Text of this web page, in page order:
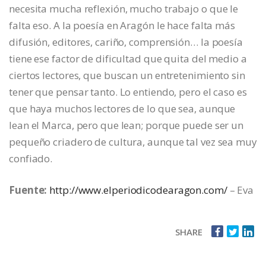
necesita mucha reflexión, mucho trabajo o que le
falta eso. A la poesía en Aragón le hace falta más
difusión, editores, cariño, comprensión… la poesía
tiene ese factor de dificultad que quita del medio a
ciertos lectores, que buscan un entretenimiento sin
tener que pensar tanto. Lo entiendo, pero el caso es
que haya muchos lectores de lo que sea, aunque
lean el Marca, pero que lean; porque puede ser un
pequeño criadero de cultura, aunque tal vez sea muy
confiado.
Fuente: http://www.elperiodicodearagon.com/– Eva
SHARE